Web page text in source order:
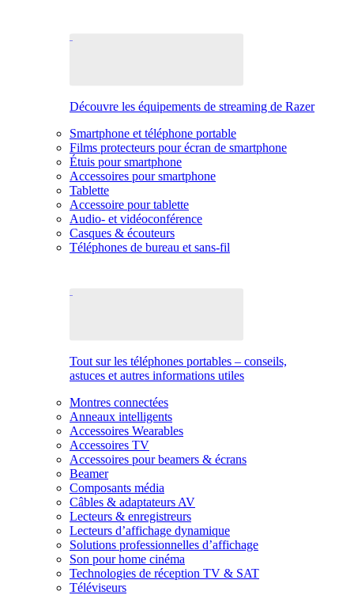
Découvre les équipements de streaming de Razer
Smartphone et téléphone portable
Films protecteurs pour écran de smartphone
Étuis pour smartphone
Accessoires pour smartphone
Tablette
Accessoire pour tablette
Audio- et vidéoconférence
Casques & écouteurs
Téléphones de bureau et sans-fil
Tout sur les téléphones portables – conseils,
astuces et autres informations utiles
Montres connectées
Anneaux intelligents
Accessoires Wearables
Accessoires TV
Accessoires pour beamers & écrans
Beamer
Composants média
Câbles & adaptateurs AV
Lecteurs & enregistreurs
Lecteurs d’affichage dynamique
Solutions professionnelles d’affichage
Son pour home cinéma
Technologies de réception TV & SAT
Téléviseurs